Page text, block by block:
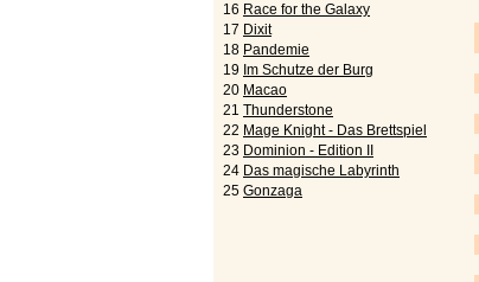
16 Race for the Galaxy
17 Dixit
18 Pandemie
19 Im Schutze der Burg
20 Macao
21 Thunderstone
22 Mage Knight - Das Brettspiel
23 Dominion - Edition II
24 Das magische Labyrinth
25 Gonzaga